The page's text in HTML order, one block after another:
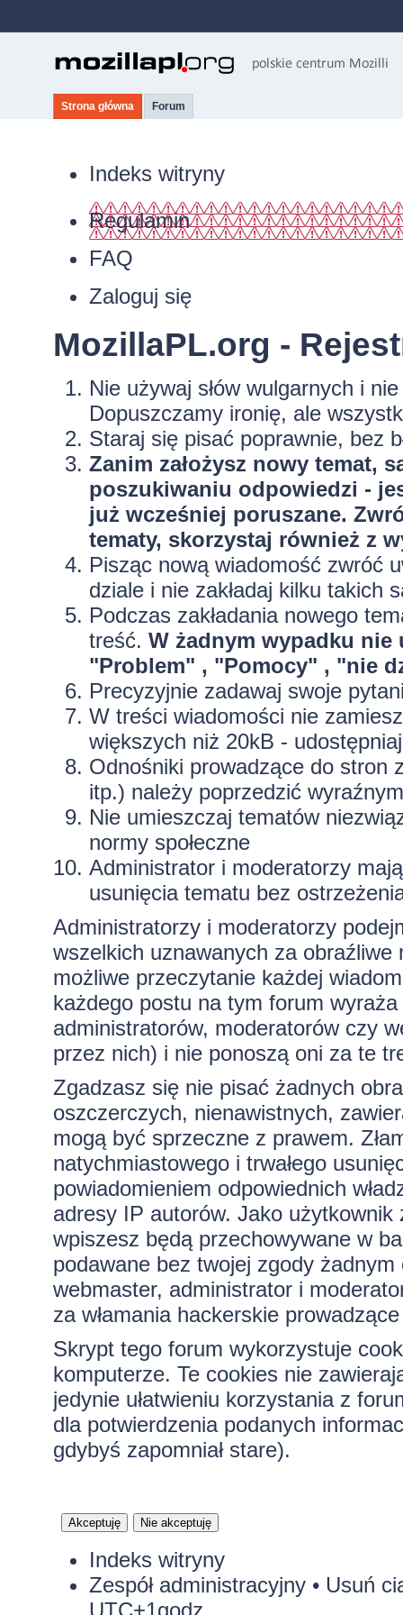
Strona główna Forum
Indeks witryny
Regulamin
FAQ
Zaloguj się
MozillaPL.org -
Nie używaj słów wulgarnych i
Dopuszczamy ironię, ale
Staraj się pisać poprawnie, bez
Zanim założysz nowy temat,
poszukiwaniu odpowiedzi -
już wcześniej poruszane.
tematy, skorzystaj również z
Pisząc nową wiadomość zwróć
dziale i nie zakładaj kilku takich
Podczas zakładania nowego
treść. W żadnym wypadku
"Problem" , "Pomocy" , "nie
Precyzyjniezadawaj swoje
W treści wiadomości nie
większych niż 20kB -
Odnośniki prowadzące do stron
itp.) należy poprzedzić
Nie umieszczaj tematów
normy społeczne
Administrator i moderatorzy
usunięcia tematu bez
Administratorzy i moderatorzy
wszelkich uznawanych za obraźliwe
możliwe przeczytanie każdej
każdego postu na tym forum
administratorów, moderatorów czy
przez nich) i nie ponoszą oni za te
Zgadzasz się nie pisać żadnych
oszczerczych, nienawistnych,
mogą być sprzeczne z prawem.
natychmiastowego i trwałego
powiadomieniem odpowiednich
adresy IP autorów. Jako
wpiszesz będą przechowywane w
podawane bez twojej zgody
webmaster, administrator i
za włamania hackerskie
Skrypt tego forum wykorzystuje
komputerze. Te cookies nie
jedynie ułatwieniu korzystania z
dla potwierdzenia podanych
gdybyś zapomniał stare).
Indeks witryny
Zespół administracyjny• Usuń
UTC+1godz.